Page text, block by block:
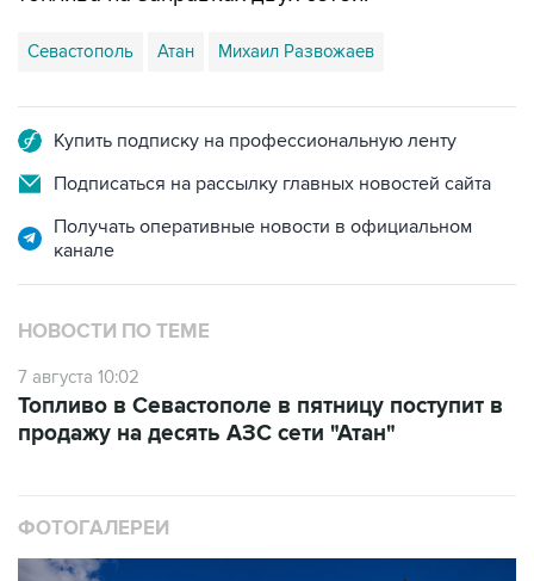
Севастополь Атан Михаил Развожаев
Купить подписку на профессиональную ленту
Подписаться на рассылку главных новостей сайта
Получать оперативные новости в официальном
канале
НОВОСТИ ПО ТЕМЕ
7 августа 10:02
Топливо в Севастополе в пятницу поступит в
продажу на десять АЗС сети "Атан"
ФОТОГАЛЕРЕИ